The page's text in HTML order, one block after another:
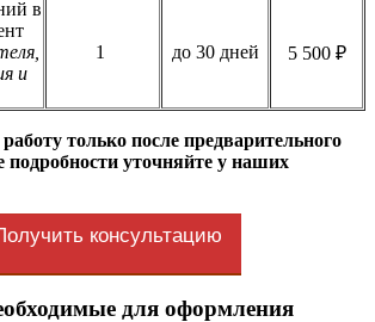
в
и
1 до 30 дней 5 500 ₽
только после предварительного
подробности уточняйте у наших
консультацию
для оформления